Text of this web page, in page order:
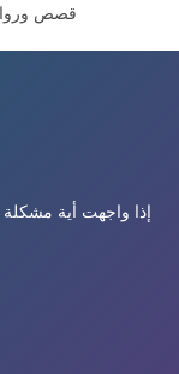
قصص
إذا واجهت أية